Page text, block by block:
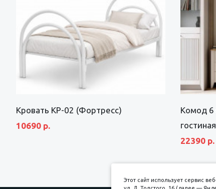
Кровать КР-02 (Фортресс)
10690 р.
Комод 6
гостиная
22390 р.
Этот сайт использует сервис